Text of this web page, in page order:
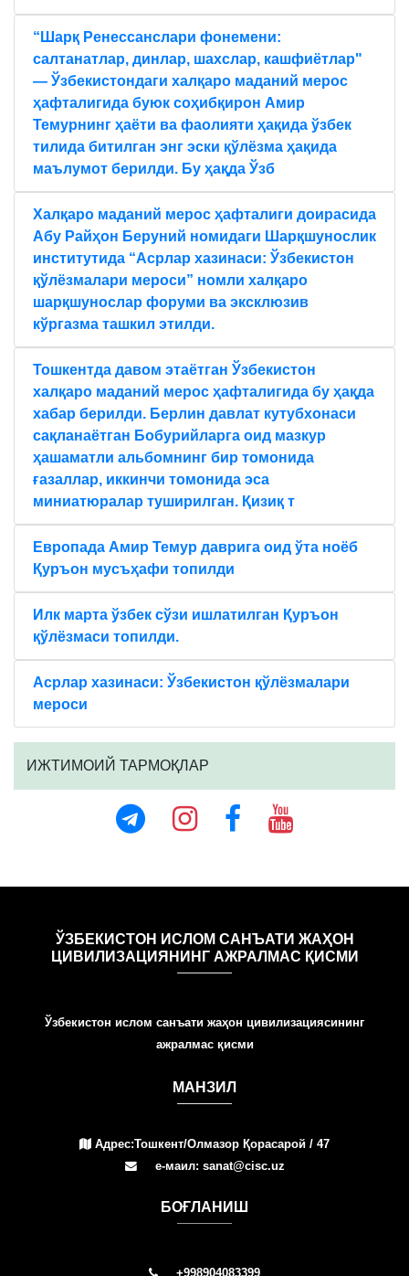
“Шарқ Ренессанслари фонемени:
салтанатлар, динлар, шахслар, кашфиётлар"
— Ўзбекистондаги халқаро маданий мерос
ҳафталигида буюк соҳибқирон Амир
Темурнинг ҳаёти ва фаолияти ҳақида ўзбек
тилида битилган энг эски қўлёзма ҳақида
маълумот берилди. Бу ҳақда Ўзб
Халқаро маданий мерос ҳафталиги доирасида
Aбу Райҳон Беруний номидаги Шарқшунослик
институтида “Aсрлар хазинаси: Ўзбекистон
қўлёзмалари мероси” номли халқаро
шарқшунослар форуми ва эксклюзив
кўргазма ташкил этилди.
Тошкентда давом этаётган Ўзбекистон
халқаро маданий мерос ҳафталигида бу ҳақда
хабар берилди. Берлин давлат кутубхонаси
сақланаётган Бобурийларга оид мазкур
ҳашаматли альбомнинг бир томонида
ғазаллар, иккинчи томонида эса
миниатюралар туширилган. Қизиқ т
Европада Амир Темур даврига оид ўта ноёб
Қуръон мусъҳафи топилди
Илк марта ўзбек сўзи ишлатилган Қуръон
қўлёзмаси топилди.
Aсрлар хазинаси: Ўзбекистон қўлёзмалари
мероси
ИЖТИМОИЙ ТАРМОҚЛАР
ЎЗБЕКИСТОН ИСЛОМ САНЪАТИ ЖАҲОН
ЦИВИЛИЗАЦИЯНИНГ АЖРАЛМАС ҚИСМИ
Ўзбекистон ислом санъати жаҳон цивилизациясининг
ажралмас қисми
МАНЗИЛ
Адрес:Тошкент/Олмазор Қорасарой / 47
е-маил: sanat@cisc.uz
БOҒЛАНИШ
+998904083399